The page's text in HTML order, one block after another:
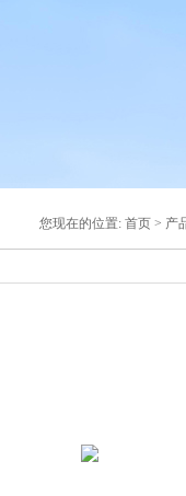
您现在的位置: 首页 > 产